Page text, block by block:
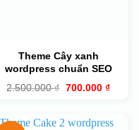
₫.
Theme Cây xanh
wordpress chuẩn SEO
2.500.000₫ Giá
700.000 ₫Giá